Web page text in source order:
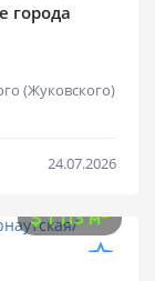
города
(Жуковского)
24.07.2026
$1 113 м2